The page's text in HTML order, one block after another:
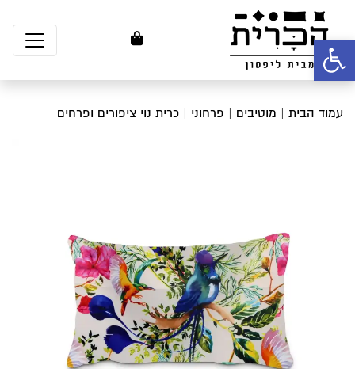
פתח סרגל נגישות
עמוד הבית | מוטיבים | פרחוני | כרית נוי ציפורים ופרחים